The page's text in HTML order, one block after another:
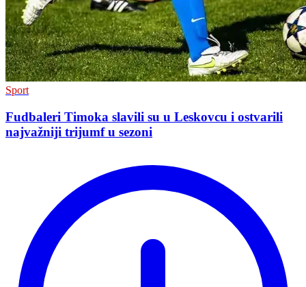
Sport
Fudbaleri Timoka slavili su u Leskovcu i ostvarili
najvažniji trijumf u sezoni